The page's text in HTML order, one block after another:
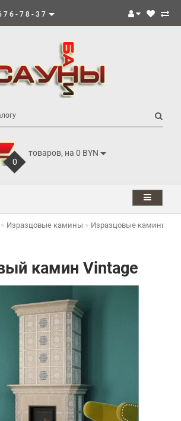
78-37
0
товаров, на 0 BYN
Изразцовые камины Изразцовые камины
камин Vintage